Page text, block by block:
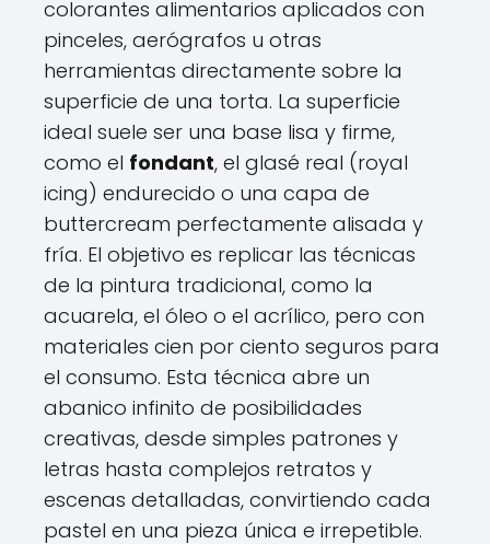
colorantes alimentarios aplicados con
pinceles, aerógrafos u otras
herramientas directamente sobre la
superficie de una torta. La superficie
ideal suele ser una base lisa y firme,
como el fondant, el glasé real (royal
icing) endurecido o una capa de
buttercream perfectamente alisada y
fría. El objetivo es replicar las técnicas
de la pintura tradicional, como la
acuarela, el óleo o el acrílico, pero con
materiales cien por ciento seguros para
el consumo. Esta técnica abre un
abanico infinito de posibilidades
creativas, desde simples patrones y
letras hasta complejos retratos y
escenas detalladas, convirtiendo cada
pastel en una pieza única e irrepetible.